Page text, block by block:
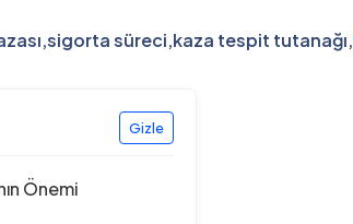
,sigorta süreci,kaza tespit tutanağı,
Gizle
Önemi